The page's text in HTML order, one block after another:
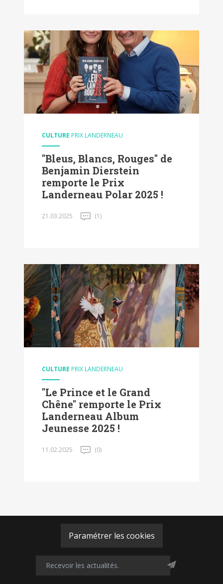
CULTURE PRIX LANDERNEAU
"Bleus, Blancs, Rouges" de
Benjamin Dierstein
remporte le Prix
Landerneau Polar 2025 !
21.03.2025 (1)
CULTURE PRIX LANDERNEAU
"Le Prince et le Grand
Chêne" remporte le Prix
Landerneau Album
Jeunesse 2025 !
11.02.2025 (0)
Paramétrer les cookies